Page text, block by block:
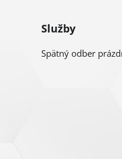
Služby
Spätný odber